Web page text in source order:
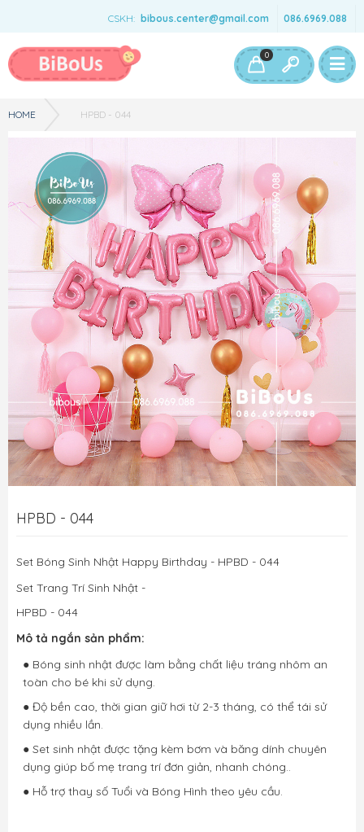
CSKH: bibous.center@gmail.com 086.6969.088
Bé Gái Bé Trai Đồ Chơi & Phụ Kiện 0
HOME HPBD - 044
HPBD - 044
Set Bóng Sinh Nhật Happy Birthday - HPBD - 044
Set Trang Trí Sinh Nhật -
HPBD - 044
Mô tả ngắn sản phẩm:
● Bóng sinh nhật được làm bằng chất liệu tráng nhôm an
toàn cho bé khi sử dụng.
● Độ bền cao, thời gian giữ hơi từ 2-3 tháng, có thể tái sử
dụng nhiều lần.
● Set sinh nhật được tặng kèm bơm và băng dính chuyên
dụng giúp bố mẹ trang trí đơn giản, nhanh chóng..
● Hỗ trợ thay số Tuổi và Bóng Hình theo yêu cầu.